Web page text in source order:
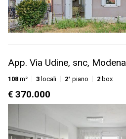
App. Via Udine, snc, Modena
108 m² 3 locali 2° piano 2 box
€ 370.000